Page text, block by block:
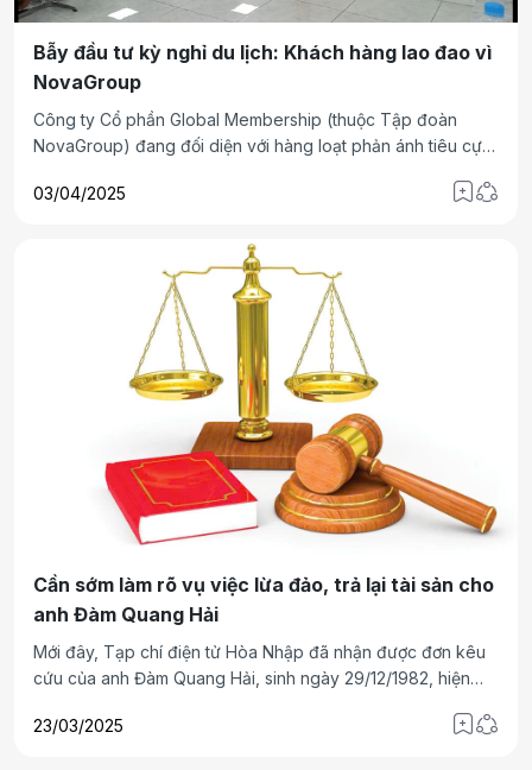
Bẫy đầu tư kỳ nghỉ du lịch: Khách hàng lao đao vì
NovaGroup
Công ty Cổ phần Global Membership (thuộc Tập đoàn
NovaGroup) đang đối diện với hàng loạt phản ánh tiêu cực
Theo thông tin từ Sở Du lịch TP.HCM, công ty này chưa
này đặt ra nghi vấn về tính pháp lý của các sản phẩm du
lịch mà công ty đã cung cấp đến khách hàng trong thời
03/04/2025
Cần sớm làm rõ vụ việc lừa đảo, trả lại tài sản cho
anh Đàm Quang Hải
Mới đây, Tạp chí điện tử Hòa Nhập đã nhận được đơn kêu
cứu của anh Đàm Quang Hải, sinh ngày 29/12/1982, hiện
hội doanh nghiệp của Thương binh và người khuyết tật Việt
23/03/2025